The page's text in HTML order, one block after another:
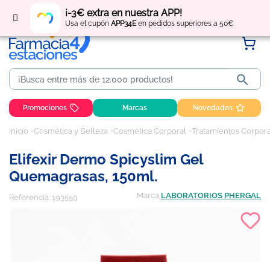
¡-3€ extra en nuestra APP!
Usa el cupón APP34Een pedidos superiores a 50€
Regístratey obtén puntos por tus compras

Promociones Marcas Novedades
Inicio Cosmética y Belleza Cosmética Corporal Tratamientos
Elifexir Dermo Spicyslim Gel
Quemagrasas, 150ml.
Referencia: 193559 Marca LABORATORIOS PHERGAL